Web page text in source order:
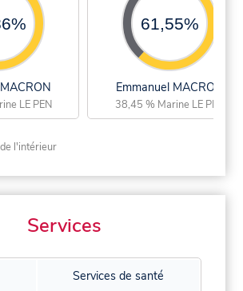
LE PEN
61,55%
Emmanuel MACRON
38,45 % Marine LE PEN
l'intérieur
Services
Services de santé